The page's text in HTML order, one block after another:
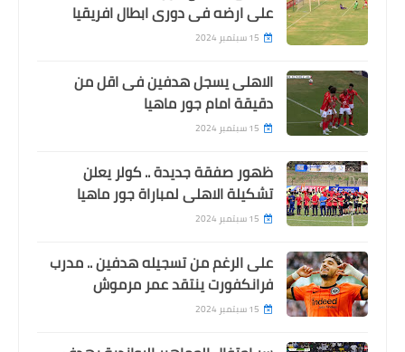
على ارضه فى دورى ابطال افريقيا
15 سبتمبر 2024
الاهلى يسجل هدفين فى اقل من
دقيقة امام جور ماهيا
15 سبتمبر 2024
ظهور صفقة جديدة .. كولر يعلن
تشكيلة الاهلى لمباراة جور ماهيا
15 سبتمبر 2024
على الرغم من تسجيله هدفين .. مدرب
فرانكفورت ينتقد عمر مرموش
15 سبتمبر 2024